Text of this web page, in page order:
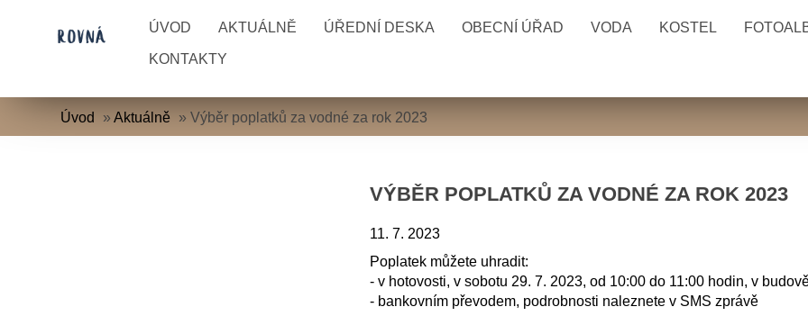
ÚVOD AKTUÁLNĚ ÚŘEDNÍ DESKA OBECNÍ ÚŘAD VODA KOSTEL
KONTAKTY
Úvod »Aktuálně »Výběr poplatků za vodné za rok 2023
VÝBĚR POPLATKŮ ZA VODNÉ ZA ROK 2023
11. 7. 2023
Poplatek můžete uhradit:
- v hotovosti, v sobotu 29. 7. 2023, od 10:00 do 11:00 hodin, v
- bankovním převodem, podrobnosti naleznete v SMS zprávě